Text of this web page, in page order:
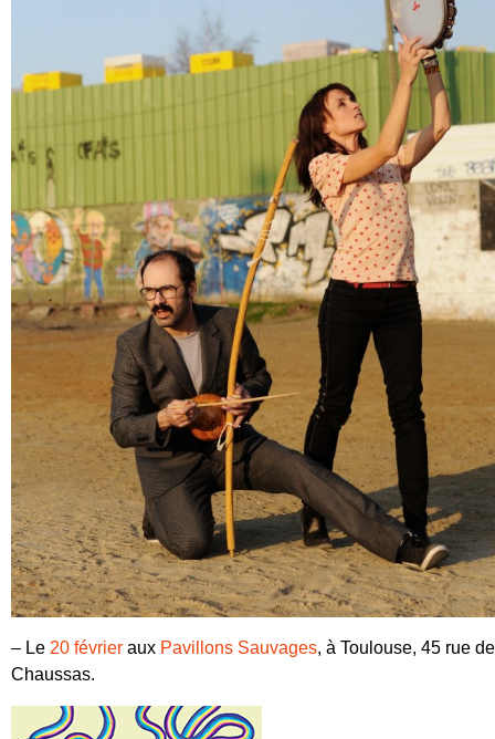
– Le 20 février aux Pavillons Sauvages, à Toulouse, 45 rue de
Chaussas.